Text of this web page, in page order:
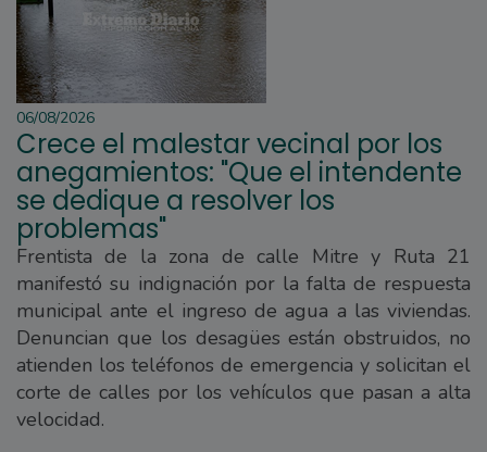
06/08/2026
Crece el malestar vecinal por los
anegamientos: "Que el intendente
se dedique a resolver los
problemas"
Frentista de la zona de calle Mitre y Ruta 21
manifestó su indignación por la falta de respuesta
municipal ante el ingreso de agua a las viviendas.
Denuncian que los desagües están obstruidos, no
atienden los teléfonos de emergencia y solicitan el
corte de calles por los vehículos que pasan a alta
velocidad.